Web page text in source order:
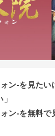
ォン-を見た
ォン-を無料